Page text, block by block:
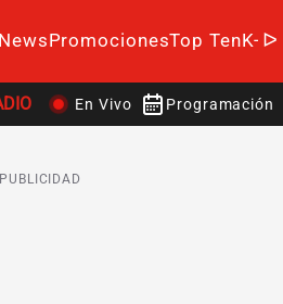
PromocionesTop TenK-
En Vivo Programación
PUBLICIDAD